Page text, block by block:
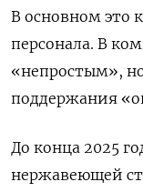
В основном это
персонала. В
«непростым»,
поддержания
До конца 2025
нержавеющей